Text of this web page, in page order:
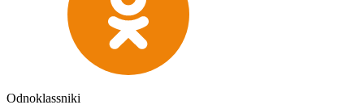
Odnoklassniki